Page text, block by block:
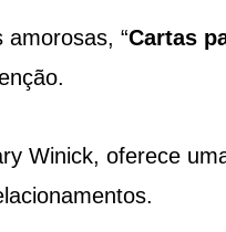
“Cartas
Winick, oferece